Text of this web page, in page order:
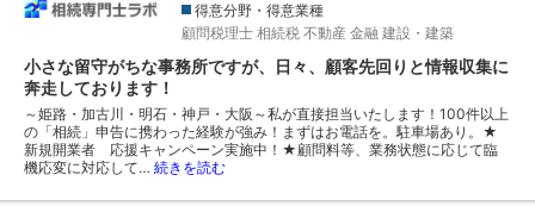
得意分野・得意業種
顧問税理士 相続税 不動産 金融 建設・建築
小さな留守がちな事務所ですが、日々、顧客先回りと情報収集に
奔走しております！
～姫路・加古川・明石・神戸・大阪～私が直接担当いたします！100件以上
の「相続」申告に携わった経験が強み！まずはお電話を。駐車場あり。★
新規開業者 応援キャンペーン実施中！★顧問料等、業務状態に応じて臨
機応変に対応して… 続きを読む